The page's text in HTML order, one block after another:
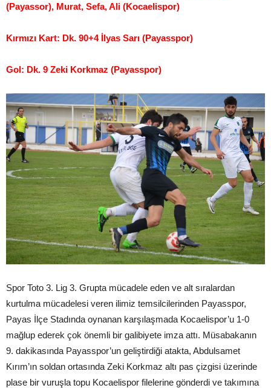
(Payassor), Murat, Sefa, Ali (Kocaelispor)
Kırmızı Kart: Dk. 90+4 İlyas Sarı (Payasspor)
Gol: Dk. 9 Zeki Korkmaz (Payasspor)
Spor Toto 3. Lig 3. Grupta mücadele eden ve alt sıralardan
kurtulma mücadelesi veren ilimiz temsilcilerinden Payasspor,
Payas İlçe Stadında oynanan karşılaşmada Kocaelispor’u 1-0
mağlup ederek çok önemli bir galibiyete imza attı. Müsabakanın
9. dakikasında Payasspor’un geliştirdiği atakta, Abdulsamet
Kırım’ın soldan ortasında Zeki Korkmaz altı pas çizgisi üzerinde
plase bir vuruşla topu Kocaelispor filelerine gönderdi ve takımına